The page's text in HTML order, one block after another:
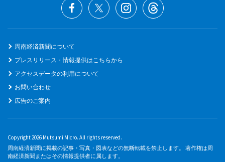
周南経済新聞について
プレスリリース・情報提供はこちらから
アクセスデータの利用について
お問い合わせ
広告のご案内
Copyright 2026 Mutsumi Micro. All rights reserved.
周南経済新聞に掲載の記事・写真・図表などの無断転載を禁止します。 著作権は周
南経済新聞またはその情報提供者に属します。